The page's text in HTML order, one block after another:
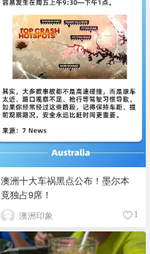
澳洲十大车祸黑点公布！墨尔本
竟独占9席！
澳洲印象 1